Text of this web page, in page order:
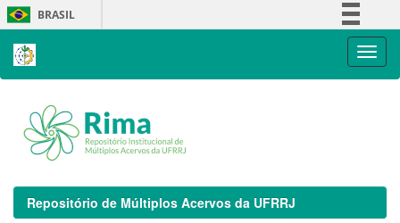
Skip
navigation
BRASIL
Repositório de Múltiplos Acervos da UFRRJ